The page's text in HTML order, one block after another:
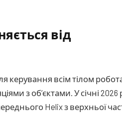
від
керування всім тілом
з об’єктами. У січні 2026
Helix з верхньої